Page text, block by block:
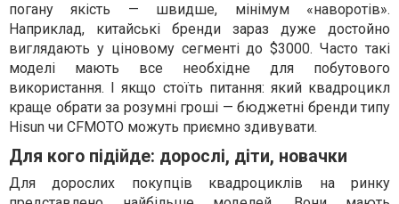
погану якість — швидше, мінімум «наворотів».
Наприклад, китайські бренди зараз дуже достойно
виглядають у ціновому сегменті до $3000. Часто такі
моделі мають все необхідне для побутового
використання. І якщо стоїть питання: який квадроцикл
краще обрати за розумні гроші — бюджетні бренди типу
Hisun чи CFMOTO можуть приємно здивувати.
Для кого підійде: дорослі, діти, новачки
Для дорослих покупців квадроциклів на ринку